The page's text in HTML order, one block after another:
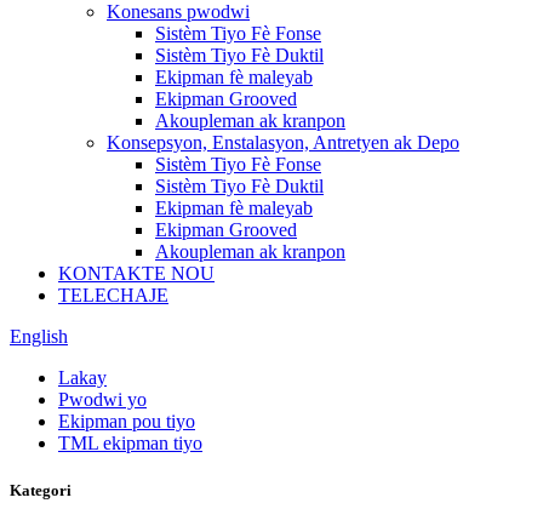
Konesans pwodwi
Sistèm Tiyo Fè Fonse
Sistèm Tiyo Fè Duktil
Ekipman fè maleyab
Ekipman Grooved
Akoupleman ak kranpon
Konsepsyon, Enstalasyon, Antretyen ak Depo
Sistèm Tiyo Fè Fonse
Sistèm Tiyo Fè Duktil
Ekipman fè maleyab
Ekipman Grooved
Akoupleman ak kranpon
KONTAKTE NOU
TELECHAJE
English
Lakay
Pwodwi yo
Ekipman pou tiyo
TML ekipman tiyo
Kategori